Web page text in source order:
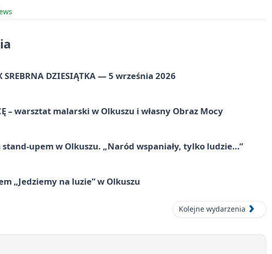
DZIESIĄTKA — 5 września 2026
– warsztat malarski w Olkuszu i własny Obraz Mocy
stand-upem w Olkuszu. „Naród wspaniały, tylko ludzie…”
„Jedziemy na luzie” w Olkuszu
Kolejne wydarzenia